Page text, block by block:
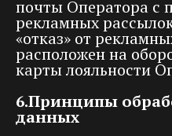
почты Оператора с
рекламных
«отказ» от
расположен на
карты лояльности
6.Принципы
данных